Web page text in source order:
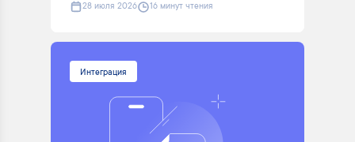
28 июля 2026 16 минут чтения
Интеграция